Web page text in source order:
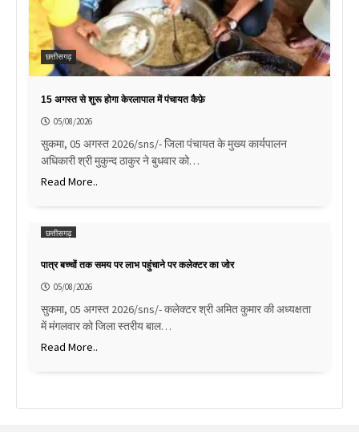
छत्तीसगढ़
15 अगस्त से शुरू होगा केरलापाल में पंचायत कैफ़े
05/08/2026
सुकमा, 05 अगस्त 2026/sns/- जिला पंचायत के मुख्य कार्यपालन
अधिकारी श्री मुकुन्द ठाकुर ने बुधवार को…
Read More..
छत्तीसगढ़
पात्र बच्चों तक समय पर लाभ पहुंचाने पर कलेक्टर का जोर
05/08/2026
सुकमा, 05 अगस्त 2026/sns/- कलेक्टर श्री अमित कुमार की अध्यक्षता
में मंगलवार को जिला स्तरीय बाल…
Read More..